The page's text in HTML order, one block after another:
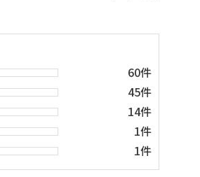
60件
45件
14件
1件
1件